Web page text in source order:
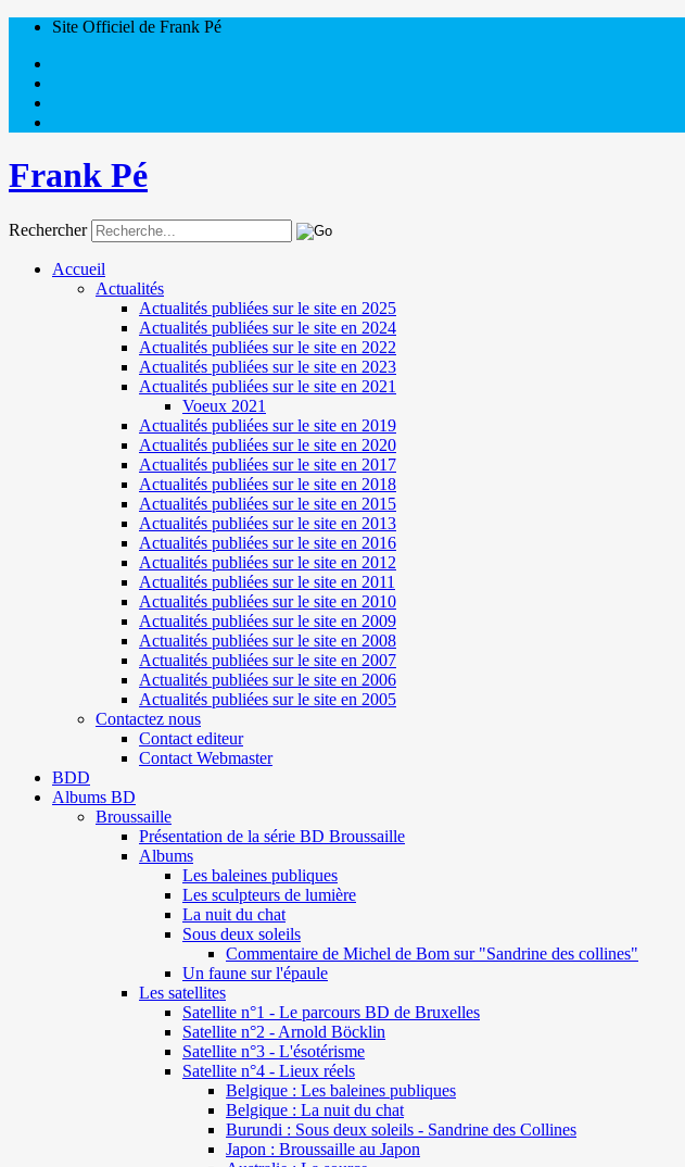
Site Officiel de Frank Pé
Frank Pé
Rechercher
Accueil
Actualités
Actualités publiées sur le site en 2025
Actualités publiées sur le site en 2024
Actualités publiées sur le site en 2022
Actualités publiées sur le site en 2023
Actualités publiées sur le site en 2021
Voeux 2021
Actualités publiées sur le site en 2019
Actualités publiées sur le site en 2020
Actualités publiées sur le site en 2017
Actualités publiées sur le site en 2018
Actualités publiées sur le site en 2015
Actualités publiées sur le site en 2013
Actualités publiées sur le site en 2016
Actualités publiées sur le site en 2012
Actualités publiées sur le site en 2011
Actualités publiées sur le site en 2010
Actualités publiées sur le site en 2009
Actualités publiées sur le site en 2008
Actualités publiées sur le site en 2007
Actualités publiées sur le site en 2006
Actualités publiées sur le site en 2005
Contactez nous
Contact editeur
Contact Webmaster
BDD
Albums BD
Broussaille
Présentation de la série BD Broussaille
Albums
Les baleines publiques
Les sculpteurs de lumière
La nuit du chat
Sous deux soleils
Commentaire de Michel de Bom sur "Sandrine des collines"
Un faune sur l'épaule
Les satellites
Satellite n°1 - Le parcours BD de Bruxelles
Satellite n°2 - Arnold Böcklin
Satellite n°3 - L'ésotérisme
Satellite n°4 - Lieux réels
Belgique : Les baleines publiques
Belgique : La nuit du chat
Burundi : Sous deux soleils - Sandrine des Collines
Japon : Broussaille au Japon